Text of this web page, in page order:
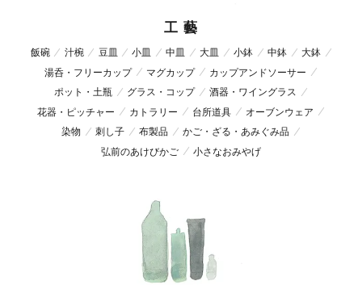
工 藝
飯碗 汁椀 豆皿 小皿 中皿 大皿 小鉢 中鉢
大鉢
湯呑・フリーカップ
マグカップ
カップアンドソーサー
ポット・土瓶
グラス・コップ
酒器・ワイングラス
花器・ピッチャー
カトラリー 台所道具
オーブンウェア
染物
刺し子 布製品
かご・ざる・あみぐみ品
弘前のあけびかご
小さなおみやげ